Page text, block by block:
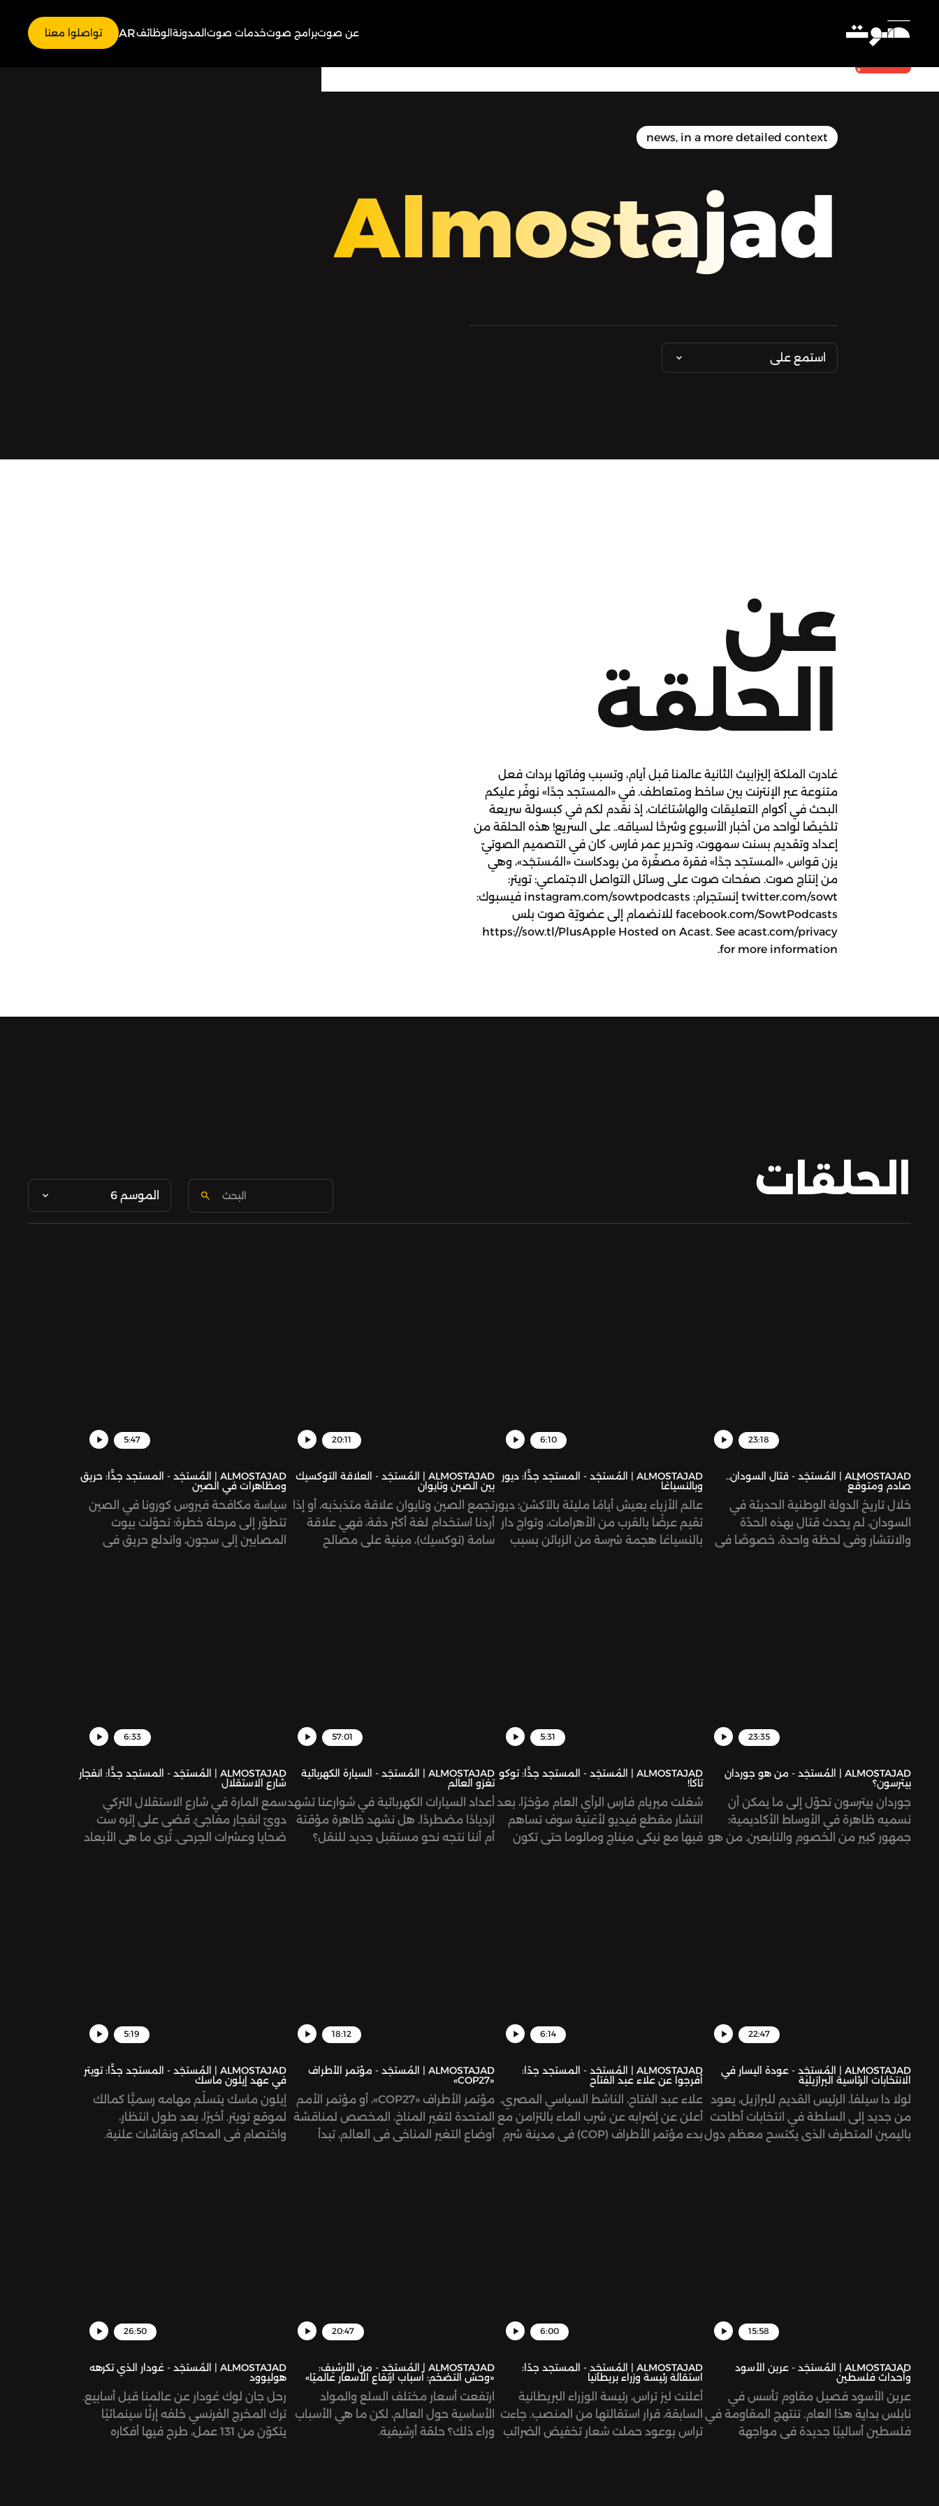
عن صوتبرامج صوتخدمات صوتالمدونةالوظائفAR تواصلوا معنا
news, in a more detailed context
Almostajad
استمع على
عن
الحلقة
غادرت الملكة إليزابيث الثانية عالمنا قبل أيام، وتسبب وفاتها بردات فعل
متنوعة عبر الإنترنت بين ساخط ومتعاطف. في «المستجد جدًا» نوفّر عليكم
البحث في أكوام التعليقات والهاشتاغات، إذ نقدم لكم في كبسولة سريعة
تلخيصًا لواحد من أخبار الأسبوع وشرحًا لسياقه.. على السريع! هذه الحلقة من
إعداد وتقديم بسنت سمهوت، وتحرير عمر فارس. كان في التصميم الصوتيّ
يزن قواس. «المستجد جدًا» فقرة مصغّرة من بودكاست «المُستجَد»، وهي
من إنتاج صوت. صفحات صوت على وسائل التواصل الاجتماعي: تويتر:
twitter.com/sowt إنستجرام: instagram.com/sowtpodcasts فيسبوك:
facebook.com/SowtPodcasts للانضمام إلى عضويّة صوت بلس
https://sow.tl/PlusApple Hosted on Acast. See acast.com/privacy
for more information.
الحلقات الموسم 6
23:18
ALMOSTAJAD | المُستجَد - قتال السودان..
صادم ومتوقّع
خلال تاريخ الدولة الوطنية الحديثة في
السودان، لم يحدث قتال بهذه الحدّة
والانتشار وفي لحظة واحدة، خصوصًا في
6:10
ALMOSTAJAD | المُستجَد - المستجد جدًّا: ديور
وبالنسياغا
عالم الأزياء يعيش أيامًا مليئة بالآكشن؛ ديور
تقيم عرضًا بالقرب من الأهرامات، وتواج دار
بالنسياغا هجمة شرسة من الزبائن بسبب
20:11
ALMOSTAJAD | المُستجَد - العلاقة التوكسيك
بين الصين وتايوان
تجمع الصين وتايوان علاقة متذبذبه، أو إذا
أردنا استخدام لغة أكثر دقة، فهي علاقة
سامة (توكسيك)، مبنية على مصالح
5:47
ALMOSTAJAD | المُستجَد - المستجد جدًّا: حريق
ومظاهرات في الصين
سياسة مكافحة فيروس كورونا في الصين
تتطوّر إلى مرحلة خطرة؛ تحوّلت بيوت
المصابين إلى سجون، واندلع حريق في
23:35
ALMOSTAJAD | المُستجَد - من هو جوردان
بيترسون؟
جوردان بيترسون تحوّل إلى ما يمكن أن
نسميه ظاهرة في الأوساط الأكاديمية؛
جمهور كبير من الخصوم والتابعين. من هو
5:31
ALMOSTAJAD | المُستجَد - المستجد جدًّا: توكو
تاكا!
شغلت ميريام فارس الرأي العام مؤخرًا، بعد
انتشار مقطع فيديو لأغنية سوف تساهم
فيها مع نيكي ميناج ومالوما حتى تكون
57:01
ALMOSTAJAD | المُستجَد - السيارة الكهربائية
تغزو العالم
أعداد السيارات الكهربائية في شوارعنا تشهد
ازديادًا مضطردًا. هل نشهد ظاهرة مؤقتة
أم أننا نتجه نحو مستقبل جديد للنقل؟
6:33
ALMOSTAJAD | المُستجَد - المستجد جدًّا: انفجار
شارع الاستقلال
سمع المارة في شارع الاستقلال التركي
دويّ انفجار مفاجئ، قضى على إثره ست
ضحايا وعشرات الجرحى. تُرى ما هي الأبعاد
22:47
ALMOSTAJAD | المُستجَد - عودة اليسار في
الانتخابات الرئاسية البرازيلية
لولا دا سيلفا، الرئيس القديم للبرازيل، يعود
من جديد إلى السلطة في انتخابات أطاحت
باليمين المتطرف الذي يكتسح معظم دول
6:14
ALMOSTAJAD | المُستجَد - المستجد جدًا:
أفرجوا عن علاء عبد الفتاح
علاء عبد الفتاح، الناشط السياسي المصري،
أعلن عن إضرابه عن شرب الماء بالتزامن مع
بدء مؤتمر الأطراف (COP) في مدينة شرم
18:12
ALMOSTAJAD | المُستجَد - مؤتمر الأطراف
«COP27»
مؤتمر الأطراف «COP27»، أو مؤتمر الأمم
المتحدة لتغير المناخ، المخصص لمناقشة
أوضاع التغير المناخي في العالم، تبدأ
5:19
ALMOSTAJAD | المُستجَد - المستجد جدًّا: تويتر
في عهد إيلون ماسك
إيلون ماسك يتسلّم مهامه رسميًّا كمالك
لموقع تويتر. أخيرًا، بعد طول انتظار،
واختصام في المحاكم ونقاشات علنية.
15:58
ALMOSTAJAD | المُستجَد - عرين الأسود
وأحداث فلسطين
عرين الأسود فصيل مقاوم تأسس في
نابلس بداية هذا العام. تنتهج المقاومة في
فلسطين أساليبًا جديدة في مواجهة
6:00
ALMOSTAJAD | المُستجَد - المستجد جدًا:
استقالة رئيسة وزراء بريطانيا
أعلنت ليز تراس، رئيسة الوزراء البريطانية
السابقة، قرار استقالتها من المنصب. جاءت
تراس بوعود حملت شعار تخفيض الضرائب
20:47
ALMOSTAJAD | المُستجَد - من الأرشيف:
«وحش التضخم: أسباب ارتفاع الأسعار عالميًا»
ارتفعت أسعار مختلف السلع والمواد
الأساسية حول العالم، لكن ما هي الأسباب
وراء ذلك؟ حلقة أرشيفية.
26:50
ALMOSTAJAD | المُستجَد - غودار الذي تكرهه
هوليوود
رحل جان لوك غودار عن عالمنا قبل أسابيع.
ترك المخرج الفرنسي خلفه إرثًا سينمائيًا
يتكوّن من 131 عمل، طرح فيها أفكاره